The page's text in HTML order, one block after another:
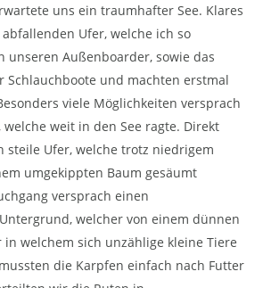
uns ein traumhafter See. Klares
Ufer, welche ich so
unseren Außenboarder, sowie das
Schlauchboote und machten erstmal
viele Möglichkeiten versprach
welche weit in den See ragte. Direkt
steile Ufer, welche trotz niedrigem
umgekippten Baum gesäumt
versprach einen
welcher von einem dünnen
in welchem sich unzählige kleine Tiere
die Karpfen einfach nach Futter